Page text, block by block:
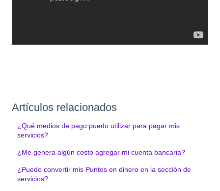
Artículos relacionados
¿Qué medios de pago puedo utilizar para pagar mis
servicios?
¿Me genera algún costo agregar mi cuenta bancaria?
¿Puedo convertir mis Puntos en dinero en la sección de
servicios?